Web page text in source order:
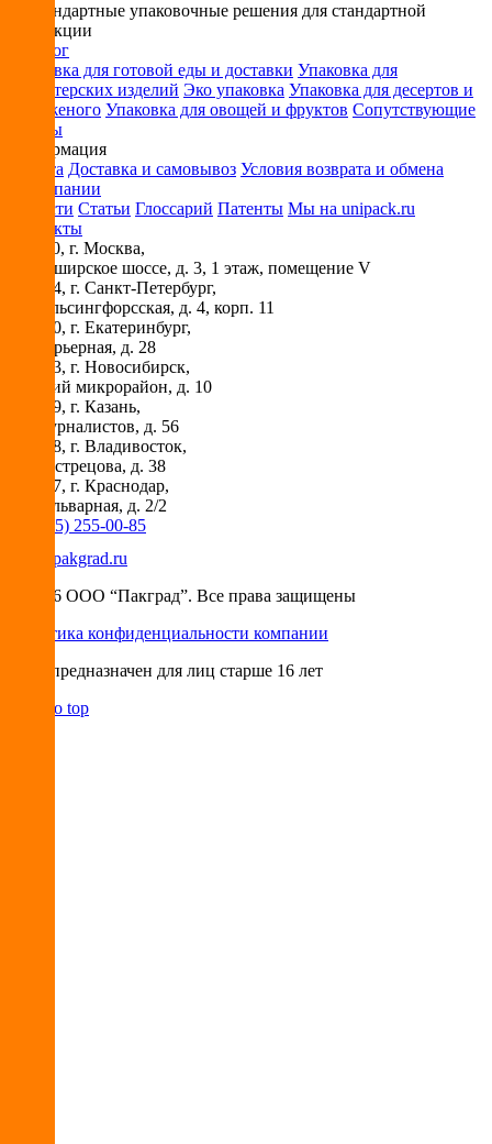
Нестандартные упаковочные решения для стандартной
продукции
Каталог
Упаковка для готовой еды и доставки Упаковка для
кондитерских изделий Эко упаковка Упаковка для десертов и
мороженого Упаковка для овощей и фруктов Сопутствующие
товары
Информация
Оплата Доставка и самовывоз Условия возврата и обмена
О компании
Новости Статьи Глоссарий Патенты Мы на unipack.ru
Контакты
115230, г. Москва,
ул. Каширское шоссе, д. 3, 1 этаж, помещение V
194044, г. Санкт-Петербург,
ул. Гельсингфорсская, д. 4, корп. 11
620030, г. Екатеринбург,
ул. Карьерная, д. 28
630073, г. Новосибирск,
Горский микрорайон, д. 10
420029, г. Казань,
ул. Журналистов, д. 56
690018, г. Владивосток,
ул. Вострецова, д. 38
350087, г. Краснодар,
ул. Бульварная, д. 2/2
+7 (495) 255-00-85
info@pakgrad.ru
© 2026 ООО “Пакград”. Все права защищены
Политика конфиденциальности компании
Сайт предназначен для лиц старше 16 лет
Back to top